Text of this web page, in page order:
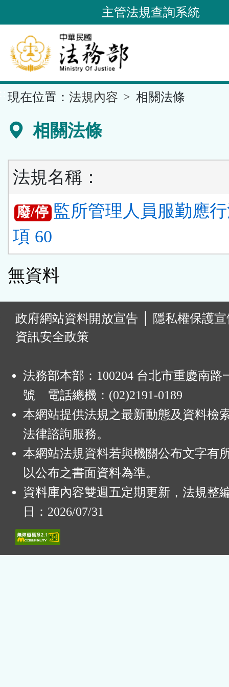
到
要
內
容
區
主管法規查詢系統
現在位置： 法規內容 相關法條
相關法條
法規名稱：
廢/停 監所管理人員服勤應
項 60
無資料
政府網站資料開放宣告
隱私權保護
資訊安全政策
法務部本部：100204 台北市重慶南路
號 電話總機：(02)2191-0189
本網站提供法規之最新動態及資料檢
法律諮詢服務。
本網站法規資料若與機關公布文字有
以公布之書面資料為準。
資料庫內容雙週五定期更新，法規整
日：2026/07/31